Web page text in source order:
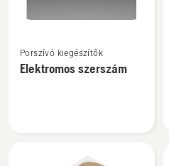
részletek
a(z)
Porszívó kiegészítők
Elektromos szerszám